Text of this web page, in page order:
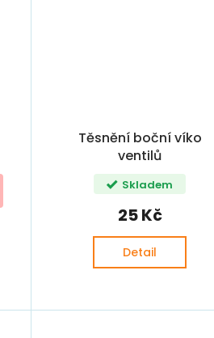
Těsnění boční víko
ventilů
Š120/FAVORIT/FELICIA CZ
Skladem
25 Kč
Detail